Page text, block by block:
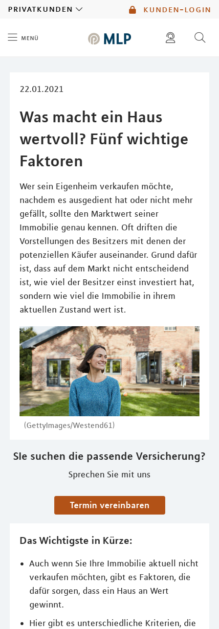
kunden-login
privatkunden
menü
22.01.2021
Was macht ein Haus
wertvoll? Fünf wichtige
Faktoren
Wer sein Eigenheim verkaufen möchte,
nachdem es ausgedient hat oder nicht mehr
gefällt, sollte den Marktwert seiner
Immobilie genau kennen. Oft driften die
Vorstellungen des Besitzers mit denen der
potenziellen Käufer auseinander. Grund dafür
ist, dass auf dem Markt nicht entscheidend
ist, wie viel der Besitzer einst investiert hat,
sondern wie viel die Immobilie in ihrem
aktuellen Zustand wert ist.
(GettyImages/Westend61)
SIe suchen die passende Versicherung?
Sprechen Sie mit uns
Termin vereinbaren
Das Wichtigste in Kürze:
Auch wenn Sie Ihre Immobilie aktuell nicht
verkaufen möchten, gibt es Faktoren, die
dafür sorgen, dass ein Haus an Wert
gewinnt.
Hier gibt es unterschiedliche Kriterien, die